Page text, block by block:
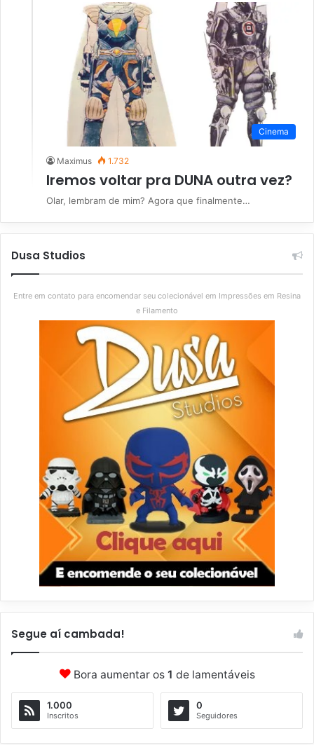
Cinema
Maximus 1.732
Iremos voltar pra DUNA outra vez?
Olar, lembram de mim? Agora que finalmente…
Dusa Studios
Entre em contato para encomendar seu colecionável em Impressões em Resina
e Filamento
Segue aí cambada!
Bora aumentar os 1 de lamentáveis
1.000
Inscritos
0
Seguidores